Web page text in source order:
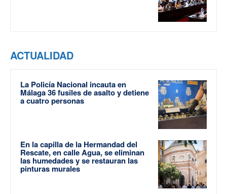
ACTUALIDAD
La Policía Nacional incauta en
Málaga 36 fusiles de asalto y detiene
a cuatro personas
En la capilla de la Hermandad del
Rescate, en calle Agua, se eliminan
las humedades y se restauran las
pinturas murales